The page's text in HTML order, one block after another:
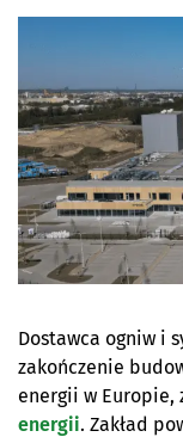
Dostawca ogniw i
zakończenie
energii w Europie,
energii. Zakład